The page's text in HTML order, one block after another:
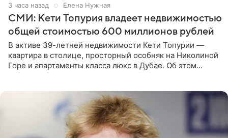
3 часа назад Елена Нужная
СМИ: Кети Топурия владеет недвижимостью
общей стоимостью 600 миллионов рублей
В активе 39-летней недвижимости Кети Топурии —
квартира в столице, просторный особняк на Николиной
Горе и апартаменты класса люкс в Дубае. Об этом